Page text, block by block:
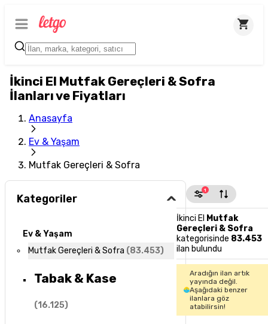
İkinci El Mutfak Gereçleri & Sofra
İlanları ve Fiyatları
Anasayfa
Ev & Yaşam
Mutfak Gereçleri & Sofra
Kategoriler
Ev & Yaşam
Mutfak Gereçleri & Sofra (83.453)
Tabak & Kase
(16.125)
1
İkinci El Mutfak
Gereçleri & Sofra
kategorisinde 83.453
ilan bulundu
Aradığın ilan artık
yayında değil.
Aşağıdaki benzer
ilanlara göz
atabilirsin!